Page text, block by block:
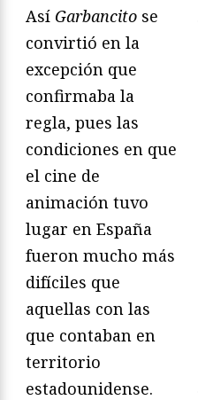
Así Garbancito se
convirtió en la
excepción que
confirmaba la
regla, pues las
condiciones en que
el cine de
animación tuvo
lugar en España
fueron mucho más
difíciles que
aquellas con las
que contaban en
territorio
estadounidense.